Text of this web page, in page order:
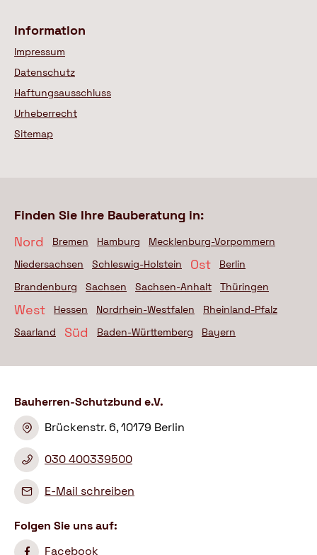
Information
Impressum
Datenschutz
Haftungsausschluss
Urheberrecht
Sitemap
Finden Sie Ihre Bauberatung in:
Nord
Bremen Hamburg
Mecklenburg-Vorpommern
Niedersachsen
Schleswig-Holstein Ost
Berlin
Brandenburg
Sachsen Sachsen-Anhalt Thüringen
West Hessen Nordrhein-Westfalen
Rheinland-Pfalz
Saarland
Süd Baden-Württemberg Bayern
Bauherren-Schutzbund e.V.
Brückenstr. 6, 10179 Berlin
030 400339500
E-Mail schreiben
Folgen Sie uns auf:
Facebook